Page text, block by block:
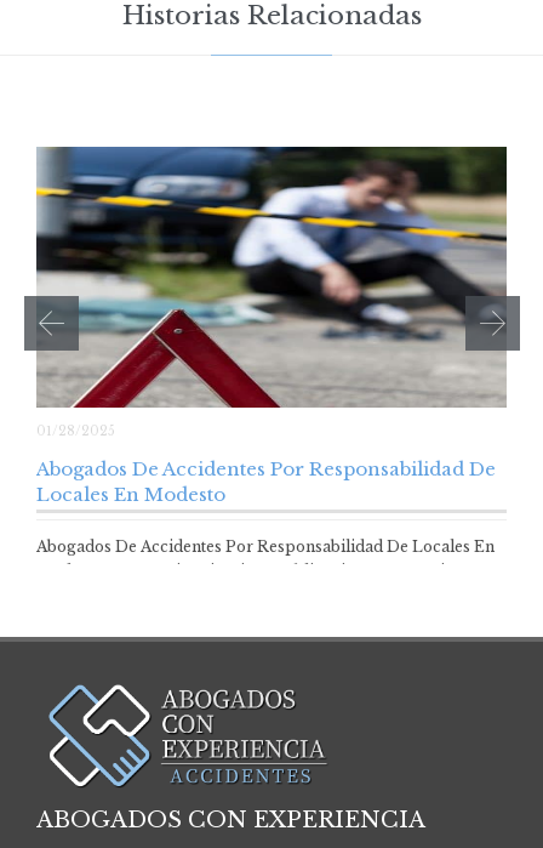
Historias Relacionadas
01/28/2025
Abogados De Accidentes Por Responsabilidad De
Locales En Modesto
Abogados De Accidentes Por Responsabilidad De Locales En
ABOGADOS CON EXPERIENCIA